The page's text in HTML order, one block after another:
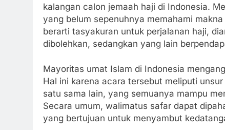
kalangan calon jemaah haji di Indonesia.
yang belum sepenuhnya memahami
berarti tasyakuran untuk perjalanan haji,
dibolehkan, sedangkan yang lain
Mayoritas umat Islam di Indonesia
Hal ini karena acara tersebut meliputi
satu sama lain, yang semuanya mampu
Secara umum, walimatus safar dapat
yang bertujuan untuk menyambut